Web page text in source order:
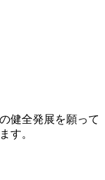
健全発展を願って
す。